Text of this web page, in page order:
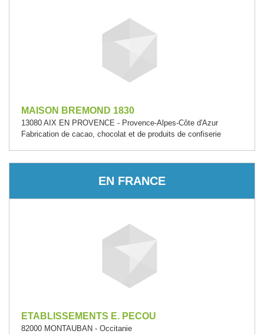
MAISON BREMOND 1830
13080 AIX EN PROVENCE - Provence-Alpes-Côte d'Azur
Fabrication de cacao, chocolat et de produits de confiserie
EN FRANCE
ETABLISSEMENTS E. PECOU
82000 MONTAUBAN - Occitanie